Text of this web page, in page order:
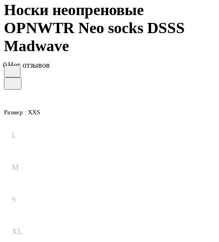
Носки неопреновые
OPNWTR Neo socks DSSS
Madwave
0Нет отзывов
Размер : XXS
L
M
S
XL